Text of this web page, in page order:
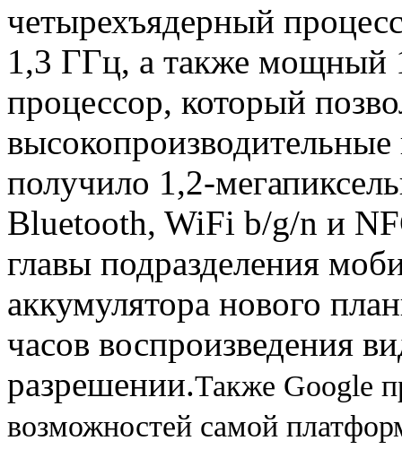
четырехъядерный
1,3 ГГц, а также мощный
процессор, который
получило 1,2-
Bluetooth, WiFi b/g/n и
главы подразделения
аккумулятора нового
часов воспроизведения
разрешении.Также Google
возможностей самой